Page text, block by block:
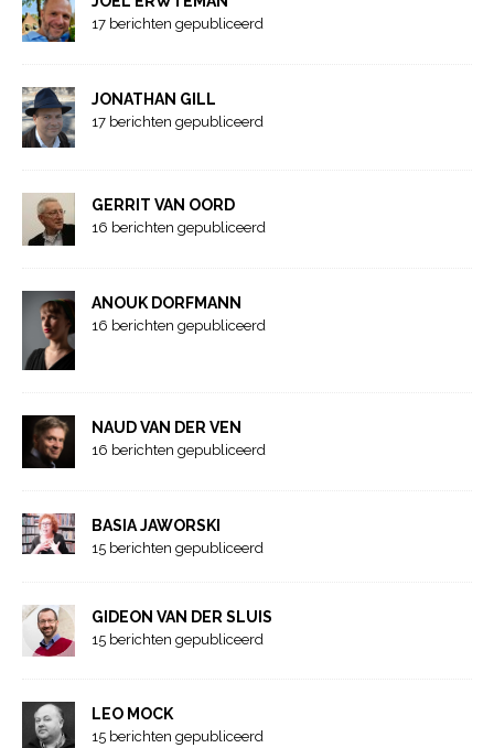
17 berichten gepubliceerd
JONATHAN GILL
17 berichten gepubliceerd
GERRIT VAN OORD
16 berichten gepubliceerd
ANOUK DORFMANN
16 berichten gepubliceerd
NAUD VAN DER VEN
16 berichten gepubliceerd
BASIA JAWORSKI
15 berichten gepubliceerd
GIDEON VAN DER SLUIS
15 berichten gepubliceerd
LEO MOCK
15 berichten gepubliceerd